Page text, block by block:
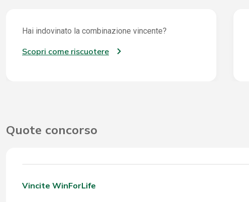
Hai indovinato la combinazione vincente?
Scopri come riscuotere
Quote concorso
Vincite WinForLife